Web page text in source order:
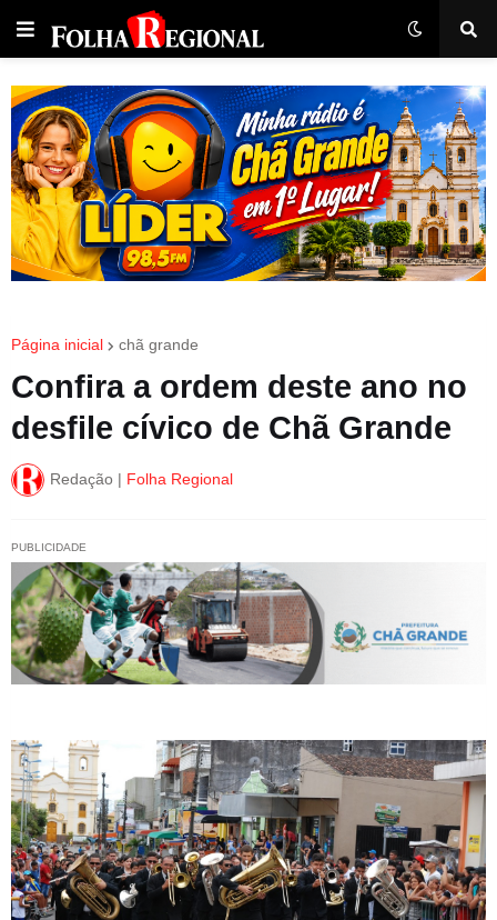
Página inicial chã grande
Confira a ordem deste ano no
desfile cívico de Chã Grande
Redação | Folha Regional
PUBLICIDADE